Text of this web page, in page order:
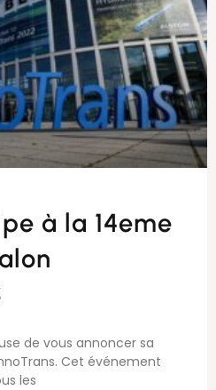
à la 14eme
de vous annoncer sa
Cet événement
les